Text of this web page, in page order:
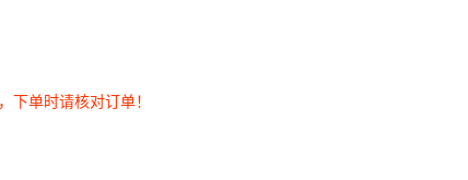
单时请核对订单！